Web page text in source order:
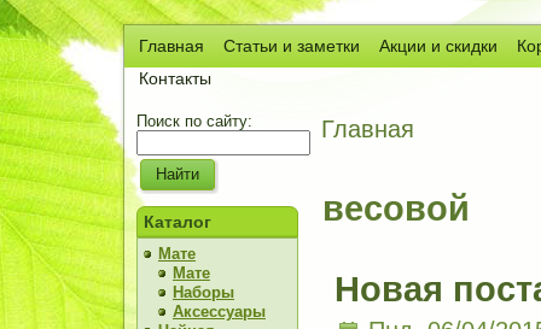
Главная Статьи и заметки Акции и скидки
Контакты
Поиск по сайту:
Каталог
Мате
Мате
Наборы
Аксессуары
Главная
весовой
Новая